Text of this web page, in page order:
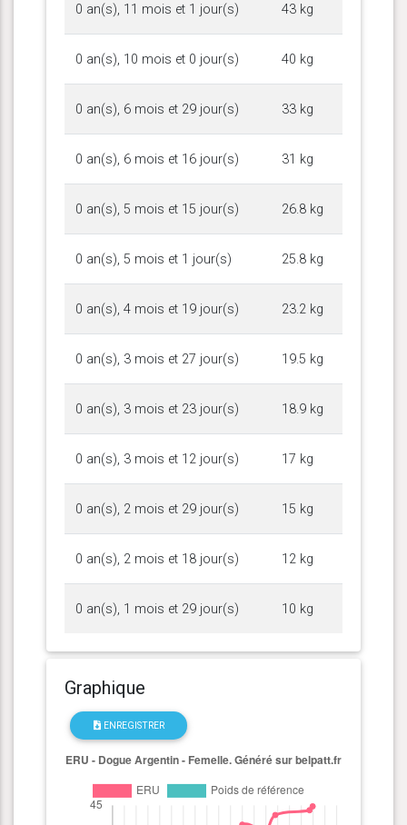
0 an(s), 11 mois et 1 jour(s) 43 kg
0 an(s), 10 mois et 0 jour(s) 40 kg
0 an(s), 6 mois et 29 jour(s) 33 kg
0 an(s), 6 mois et 16 jour(s) 31 kg
0 an(s), 5 mois et 15 jour(s) 26.8 kg
0 an(s), 5 mois et 1 jour(s) 25.8 kg
0 an(s), 4 mois et 19 jour(s) 23.2 kg
0 an(s), 3 mois et 27 jour(s) 19.5 kg
0 an(s), 3 mois et 23 jour(s) 18.9 kg
0 an(s), 3 mois et 12 jour(s) 17 kg
0 an(s), 2 mois et 29 jour(s) 15 kg
0 an(s), 2 mois et 18 jour(s) 12 kg
0 an(s), 1 mois et 29 jour(s) 10 kg
Graphique
ENREGISTRER